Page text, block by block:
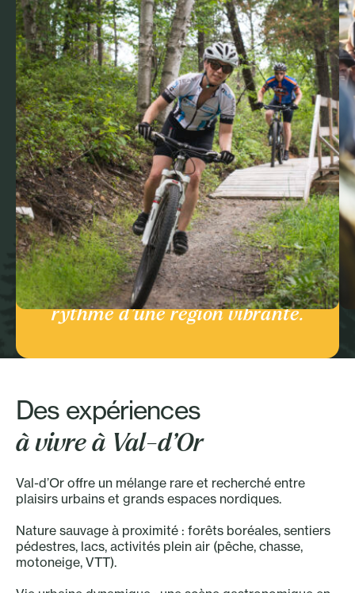
Ici, la nature respire à pleins
poumons, les lacs s’étirent à perte
de vue et la culture s’anime au
rythme d’une région vibrante.
Des expériences
à vivre à Val-d’Or
Val-d’Or offre un mélange rare et recherché entre
plaisirs urbains et grands espaces nordiques.
Nature sauvage à proximité : forêts boréales, sentiers
pédestres, lacs, activités plein air (pêche, chasse,
motoneige, VTT).